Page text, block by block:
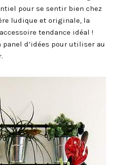
pour se sentir bien chez
ludique et originale, la
tendance idéal !
d’idées pour utiliser au